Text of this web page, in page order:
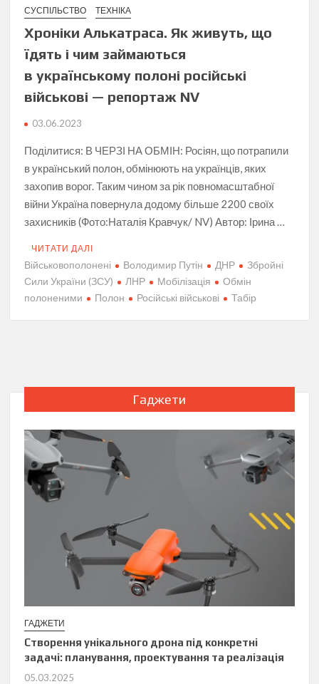
СУСПІЛЬСТВО ТЕХНІКА
Хроніки Алькатраса. Як живуть, що
їдять і чим займаються
в українському полоні російські
військові — репортаж NV
03.06.2023
Поділитися: В ЧЕРЗІ НА ОБМІН: Росіян, що потрапили
в український полон, обмінюють на українців, яких
захопив ворог. Таким чином за рік повномасштабної
війни Україна повернула додому більше 2200 своїх
захисників (Фото:Наталія Кравчук/ NV) Автор: Ірина …
ЧИТАТИ ДАЛІ
Військовополонені Володимир Путін ДНР
Збройні
Сили України (ЗСУ)
ЛНР Мобілізація
Обмін
полоненими
Полон Російські військові Табір
Гаджети
ГАДЖЕТИ
Створення унікального дрона під конкретні
задачі: планування, проектування та реалізація
05.03.2025